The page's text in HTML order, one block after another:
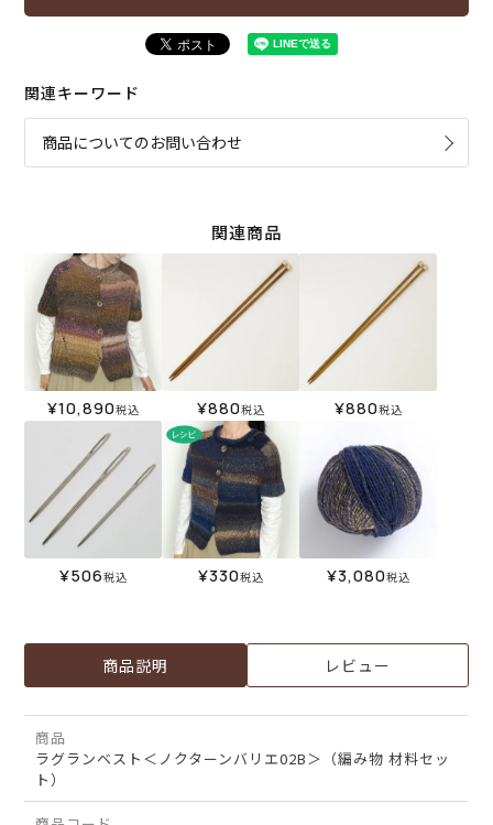
関連キーワード
商品についてのお問い合わせ
関連商品
¥10,890税込 ¥880税込 ¥880税込
¥506税込 ¥330税込 ¥3,080税込
商品説明 レビュー
商品
ラグランベスト＜ノクターンバリエ02B＞（編み物 材料セッ
ト）